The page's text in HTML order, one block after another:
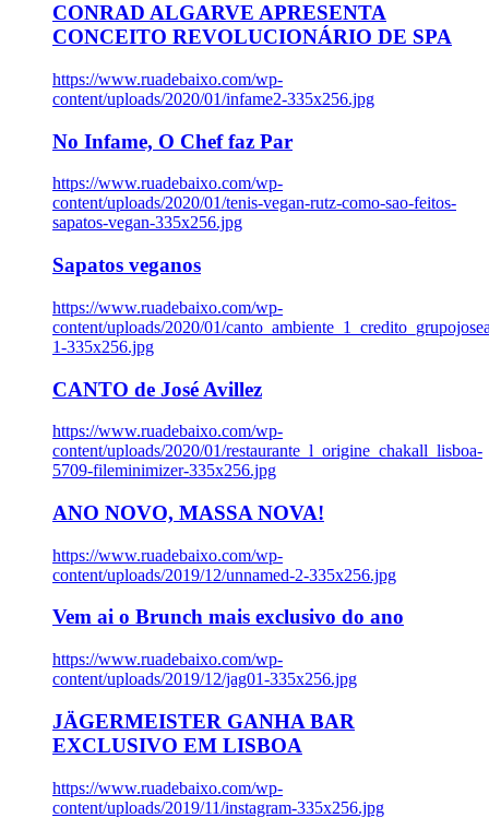
CONRAD ALGARVE APRESENTA
CONCEITO REVOLUCIONÁRIO DE SPA
https://www.ruadebaixo.com/wp-
content/uploads/2020/01/infame2-335x256.jpg
No Infame, O Chef faz Par
https://www.ruadebaixo.com/wp-
content/uploads/2020/01/tenis-vegan-rutz-como-sao-feitos-
sapatos-vegan-335x256.jpg
Sapatos veganos
https://www.ruadebaixo.com/wp-
content/uploads/2020/01/
1-335x256.jpg
CANTO de José Avillez
https://www.ruadebaixo.com/wp-
content/uploads/2020/01/restaurante_l_origine_chakall_lisboa-
5709-fileminimizer-335x256.jpg
ANO NOVO, MASSA NOVA!
https://www.ruadebaixo.com/wp-
content/uploads/2019/12/unnamed-2-335x256.jpg
Vem ai o Brunch mais exclusivo do ano
https://www.ruadebaixo.com/wp-
content/uploads/2019/12/jag01-335x256.jpg
JÄGERMEISTER GANHA BAR
EXCLUSIVO EM LISBOA
https://www.ruadebaixo.com/wp-
content/uploads/2019/11/instagram-335x256.jpg